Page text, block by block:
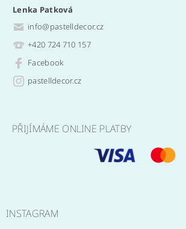
Lenka Patková
info@pastelldecor.cz
+420 724 710 157
Facebook
pastelldecor.cz
PŘIJÍMÁME ONLINE PLATBY
INSTAGRAM